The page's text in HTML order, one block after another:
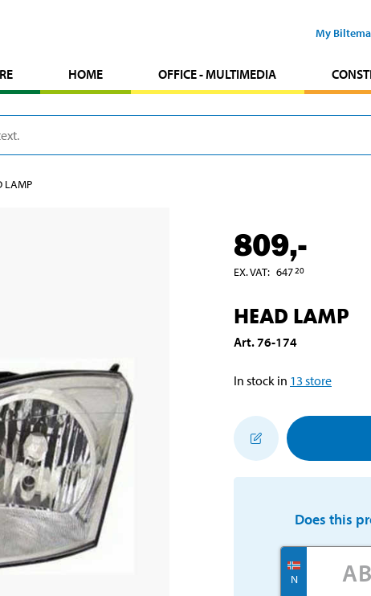
My Biltema
HOME OFFICE - MULTIMEDIA
LAMP
809,-
EX. VAT: 64720
HEAD LAMP
Art.76-174
In stock in 13 store
Does this
N